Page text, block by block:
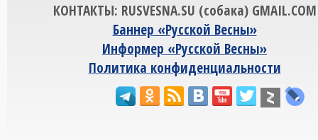
КОНТАКТЫ: RUSVESNA.SU (собака) GMAIL.COM
Баннер «Русской Весны»
Информер «Русской Весны»
Политика конфиденциальности